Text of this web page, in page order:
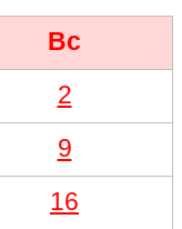
Вс
2
9
16